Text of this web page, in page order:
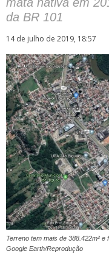
da BR 101
14 de julho de 2019, 18:57
Terreno tem mais de 388.422m²
Google Earth/Reprodução